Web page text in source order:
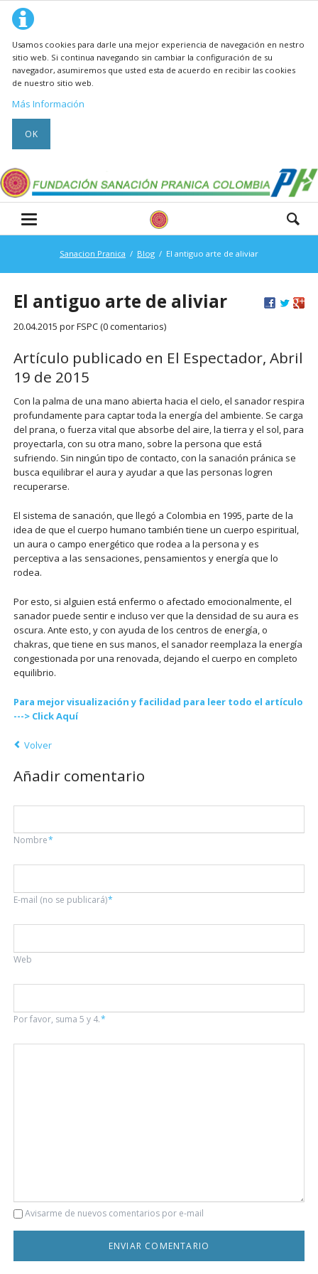
Usamos cookies para darle una mejor experiencia de navegación en nestro
sitio web. Si continua navegando sin cambiar la configuración de su
navegador, asumiremos que usted esta de acuerdo en recibir las cookies
de nuestro sitio web.
Más Información
OK
Sanacion Pranica Blog El antiguo arte de aliviar
El antiguo arte de aliviar
20.04.2015 por FSPC (0 comentarios)
Artículo publicado en El Espectador, Abril
19 de 2015
Con la palma de una mano abierta hacia el cielo, el sanador respira
profundamente para captar toda la energía del ambiente. Se carga
del prana, o fuerza vital que absorbe del aire, la tierra y el sol, para
proyectarla, con su otra mano, sobre la persona que está
sufriendo. Sin ningún tipo de contacto, con la sanación pránica se
busca equilibrar el aura y ayudar a que las personas logren
recuperarse.
El sistema de sanación, que llegó a Colombia en 1995, parte de la
idea de que el cuerpo humano también tiene un cuerpo espiritual,
un aura o campo energético que rodea a la persona y es
perceptiva a las sensaciones, pensamientos y energía que lo
rodea.
Por esto, si alguien está enfermo o afectado emocionalmente, el
sanador puede sentir e incluso ver que la densidad de su aura es
oscura. Ante esto, y con ayuda de los centros de energía, o
chakras, que tiene en sus manos, el sanador reemplaza la energía
congestionada por una renovada, dejando el cuerpo en completo
equilibrio.
Para mejor visualización y facilidad para leer todo el artículo
---> Click Aquí
Volver
Añadir comentario
Campo
Nombre*
Campo
E-mail (no se publicará)*
Web
Por favor, suma 5 y 4.*
Comentario
Avisarme de nuevos comentarios por e-mail